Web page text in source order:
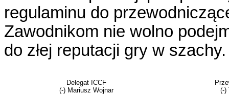
regulaminu do
Zawodnikom nie wolno
do złej reputacji gry w szachy.
Delegat ICCF
(-) Mariusz Wojnar
(-)